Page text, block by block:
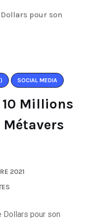
pour son
SOCIAL MEDIA
10 Millions
2021